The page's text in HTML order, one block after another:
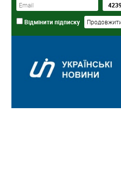
Відмінити підписку